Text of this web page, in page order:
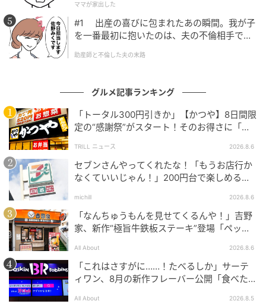
気温が高くなると麺類に頼りたくなるので、これから
の季節、たくさん使いそうです（パスタや素麵にも合
いそうだなぁ🤔🌸）。
カルディのサラダの旨タレ
私が行った店舗では、ドレッシングやソースなどのコ
ーナーにありました！
機会がありましたら、ぜひ手に取ってみてください～
🙏🤍
ママが家出した
#1 出産の喜びに包まれたあの瞬間。我が子
を一番最初に抱いたのは、夫の不倫相手でし
助産師と不倫した夫の末路
グルメ記事ランキング
「トータル300円引きか」【かつや】8日間限
定の“感謝祭”がスタート！そのお得さに「何
TRILL ニュース 2026.8.6
セブンさんやってくれたな！「もうお店行か
なくていいじゃん！」200円台で楽しめる本
michill 2026.8.6
「なんちゅうもんを見せてくるんや！」吉野
家、新作“極旨牛鉄板ステーキ”登場「ペッパ
All About 2026.8.6
「これはさすがに……！たべるしか」サーテ
ィワン、8月の新作フレーバー公開「食べた方
All About 2026.8.5